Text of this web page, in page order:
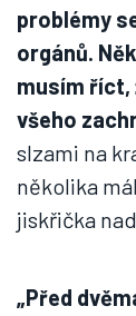
problémy
orgánů.
musím říct,
všeho
slzami na
několika
jiskřička
„Před